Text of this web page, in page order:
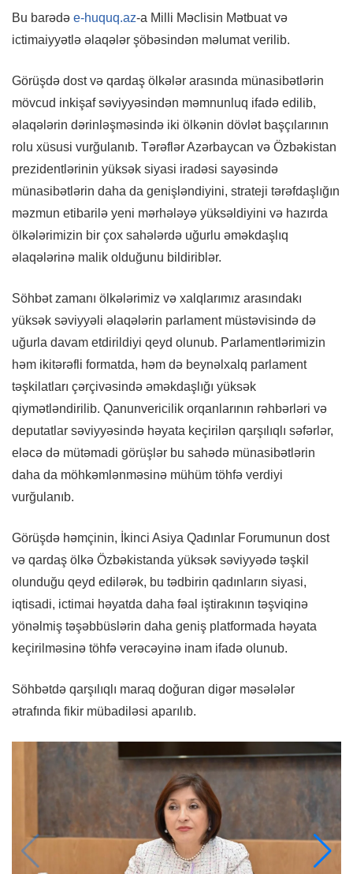
Bu barədə e-huquq.az-a Milli Məclisin Mətbuat və
ictimaiyyətlə əlaqələr şöbəsindən məlumat verilib.
Görüşdə dost və qardaş ölkələr arasında münasibətlərin
mövcud inkişaf səviyyəsindən məmnunluq ifadə edilib,
əlaqələrin dərinləşməsində iki ölkənin dövlət başçılarının
rolu xüsusi vurğulanıb. Tərəflər Azərbaycan və Özbəkistan
prezidentlərinin yüksək siyasi iradəsi sayəsində
münasibətlərin daha da genişləndiyini, strateji tərəfdaşlığın
məzmun etibarilə yeni mərhələyə yüksəldiyini və hazırda
ölkələrimizin bir çox sahələrdə uğurlu əməkdaşlıq
əlaqələrinə malik olduğunu bildiriblər.
Söhbət zamanı ölkələrimiz və xalqlarımız arasındakı
yüksək səviyyəli əlaqələrin parlament müstəvisində də
uğurla davam etdirildiyi qeyd olunub. Parlamentlərimizin
həm ikitərəfli formatda, həm də beynəlxalq parlament
təşkilatları çərçivəsində əməkdaşlığı yüksək
qiymətləndirilib. Qanunvericilik orqanlarının rəhbərləri və
deputatlar səviyyəsində həyata keçirilən qarşılıqlı səfərlər,
eləcə də mütəmadi görüşlər bu sahədə münasibətlərin
daha da möhkəmlənməsinə mühüm töhfə verdiyi
vurğulanıb.
Görüşdə həmçinin, İkinci Asiya Qadınlar Forumunun dost
və qardaş ölkə Özbəkistanda yüksək səviyyədə təşkil
olunduğu qeyd edilərək, bu tədbirin qadınların siyasi,
iqtisadi, ictimai həyatda daha fəal iştirakının təşviqinə
yönəlmiş təşəbbüslərin daha geniş platformada həyata
keçirilməsinə töhfə verəcəyinə inam ifadə olunub.
Söhbətdə qarşılıqlı maraq doğuran digər məsələlər
ətrafında fikir mübadiləsi aparılıb.